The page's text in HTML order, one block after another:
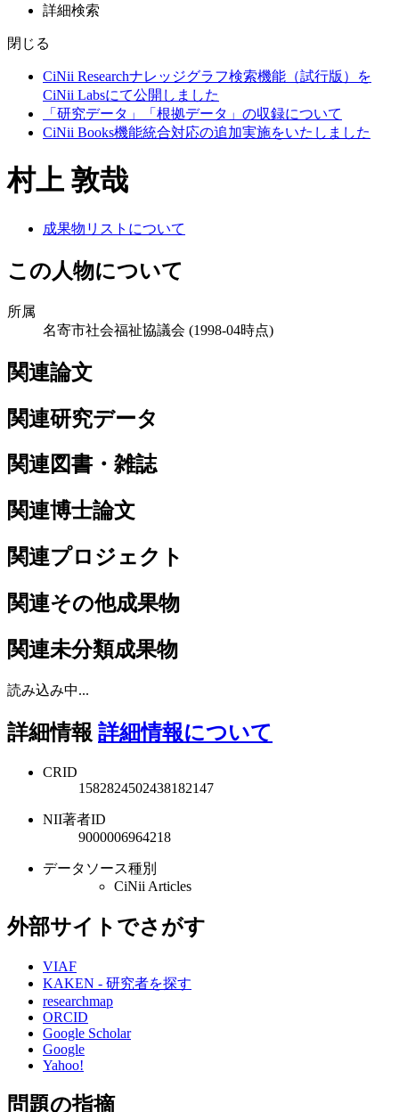
詳細検索
閉じる
CiNii Researchナレッジグラフ検索機能（試行版）を
CiNii Labsにて公開しました
「研究データ」「根拠データ」の収録について
CiNii Books機能統合対応の追加実施をいたしました
村上 敦哉
成果物リストについて
この人物について
所属
名寄市社会福祉協議会 (1998-04時点)
関連論文
関連研究データ
関連図書・雑誌
関連博士論文
関連プロジェクト
関連その他成果物
関連未分類成果物
読み込み中...
詳細情報 詳細情報について
CRID
1582824502438182147
NII著者ID
9000006964218
データソース種別
CiNii Articles
外部サイトでさがす
VIAF
KAKEN - 研究者を探す
researchmap
ORCID
Google Scholar
Google
Yahoo!
問題の指摘